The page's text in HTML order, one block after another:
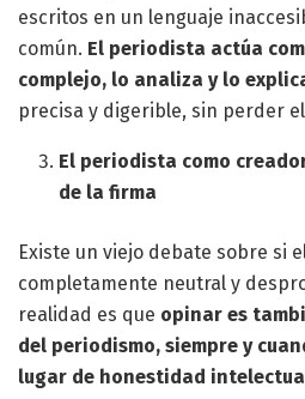
escritos en un lenguaje
común. El periodista actúa
complejo, lo analiza y lo
precisa y digerible, sin perder
El periodista como
de la firma
Existe un viejo debate sobre si
completamente neutral y
realidad es que opinar es
del periodismo, siempre y
lugar de honestidad